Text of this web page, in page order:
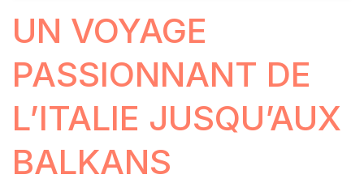
UN VOYAGE
PASSIONNANT DE
L’ITALIE JUSQU’AUX
BALKANS